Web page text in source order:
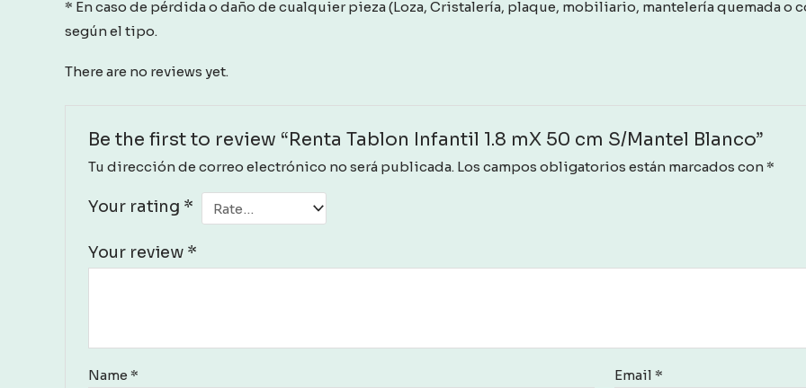
* En caso de pérdida o daño de cualquier pieza (Loza, Cristalería, plaque, mobiliario, mantelería quemada o
según el tipo.
There are no reviews yet.
Be the first to review “Renta Tablon Infantil 1.8 mX 50 cm S/Mantel Blanco”
Tu dirección de correo electrónico no será publicada. Los campos obligatorios están marcados con *
Your rating *
Your review *
Name * Email *